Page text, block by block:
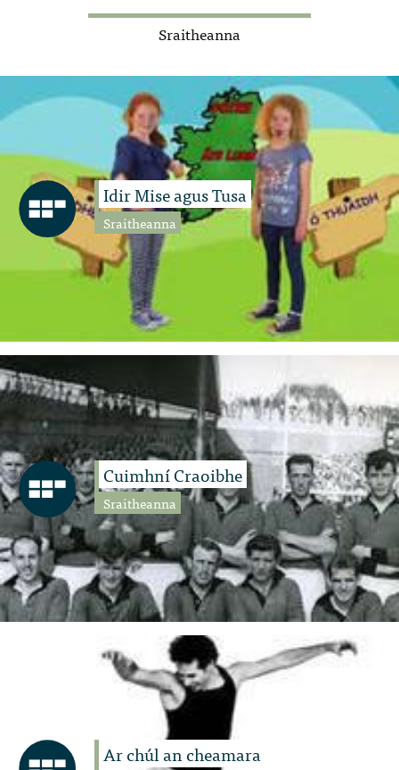
Sraitheanna
Idir Mise agus Tusa
Sraitheanna
Cuimhní Craoibhe
Sraitheanna
Ar chúl an cheamara